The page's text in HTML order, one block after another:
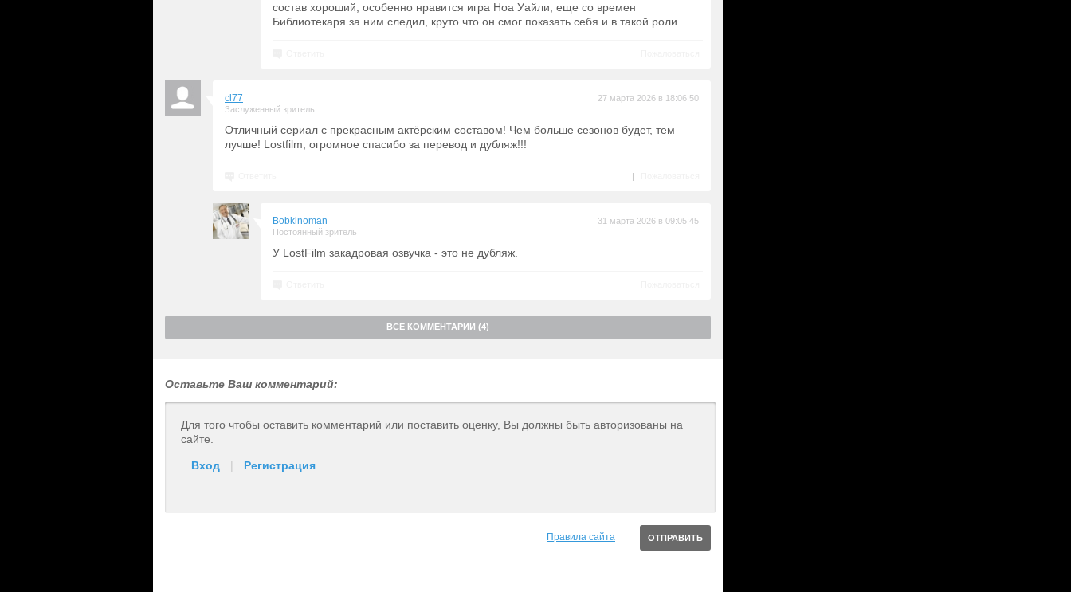
состав хороший, особенно нравится игра Ноа Уайли, еще со времен
Библиотекаря за ним следил, круто что он смог показать себя и в такой роли.
cl77
Заслуженный зритель
27 марта 2026 в 18:06:50
Отличный сериал с прекрасным актёрским составом! Чем больше сезонов будет, тем
лучше! Lostfilm, огромное спасибо за перевод и дубляж!!!
|
Bobkinoman
Постоянный зритель
31 марта 2026 в 09:05:45
У LostFilm закадровая озвучка - это не дубляж.
ВСЕ КОММЕНТАРИИ (4)
Оставьте Ваш комментарий:
Для того чтобы оставить комментарий или поставить оценку, Вы должны быть авторизованы на
сайте.
Вход | Регистрация
Правила сайта